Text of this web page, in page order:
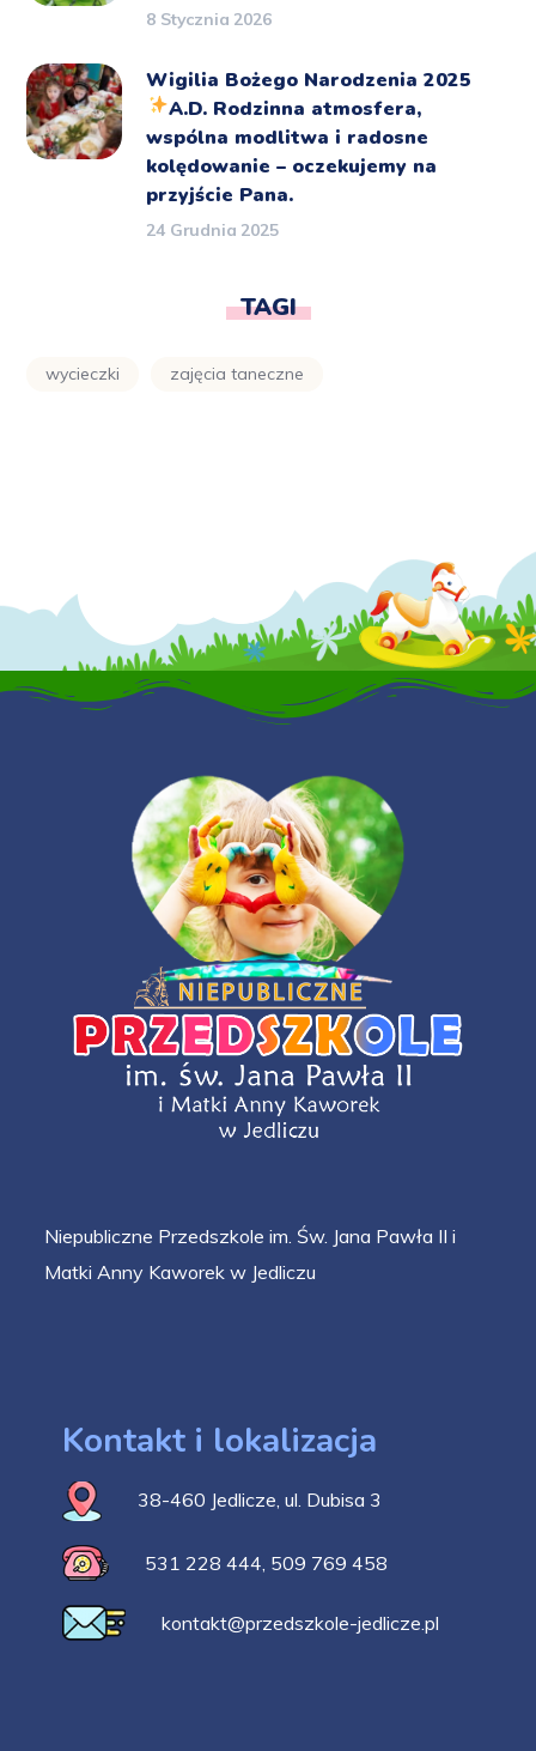
8 Stycznia 2026
Wigilia Bożego Narodzenia 2025
A.D. Rodzinna atmosfera,
wspólna modlitwa i radosne
kolędowanie – oczekujemy na
przyjście Pana.
24 Grudnia 2025
TAGI
wycieczki zajęcia taneczne
Niepubliczne Przedszkole im. Św. Jana Pawła II i
Matki Anny Kaworek w Jedliczu
Kontakt i lokalizacja
38-460 Jedlicze, ul. Dubisa 3
531 228 444 509 769 458
kontakt@przedszkole-jedlicze.pl